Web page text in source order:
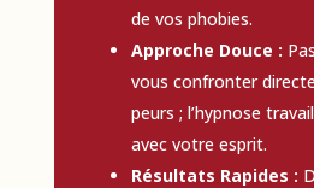
de vos phobies.
Approche Douce :
vous confronter
peurs ; l’hypnose
avec votre esprit.
Résultats Rapides :